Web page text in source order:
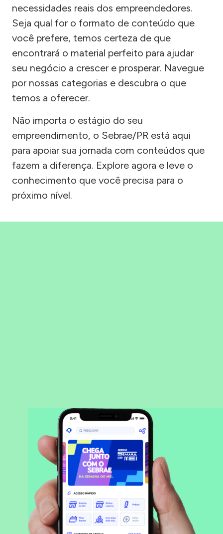
necessidades reais dos empreendedores.
Seja qual for o formato de conteúdo que
você prefere, temos certeza de que
encontrará o material perfeito para ajudar
seu negócio a crescer e prosperar. Navegue
por nossas categorias e descubra o que
temos a oferecer.
Não importa o estágio do seu
empreendimento, o Sebrae/PR está aqui
para apoiar sua jornada com conteúdos que
fazem a diferença. Explore agora e leve o
conhecimento que você precisa para o
próximo nível.